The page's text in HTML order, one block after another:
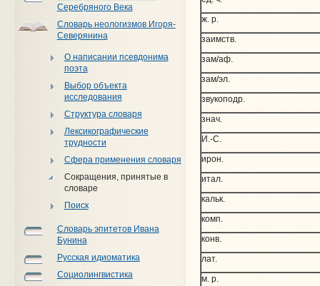
Серебряного Века
Словарь неологизмов Игоря-
Северянина
О написании псевдонима
поэта
Выбор объекта
исследования
Структура словаря
Лексикографические
трудности
Сфера применения словаря
Сокращения, принятые в
словаре
Поиск
Словарь эпитетов Ивана
Бунина
Русская идиоматика
Социолингвистика
ж. р.
заимств.
зам/аф.
зам/эл.
звукоподр.
знач.
И.-С.
ирон.
итал.
кальк.
комп.
конв.
лат.
м. р.